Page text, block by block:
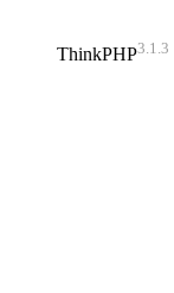
ThinkPHP3.1.3